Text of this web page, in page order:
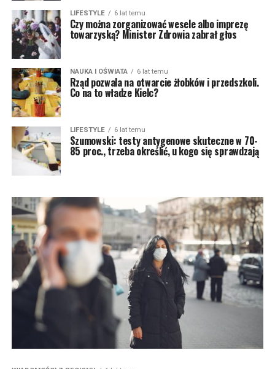
LIFESTYLE 6 lat temu
Czy można zorganizować wesele albo imprezę
towarzyską? Minister Zdrowia zabrał głos
NAUKA I OŚWIATA 6 lat temu
Rząd pozwala na otwarcie żłobków i przedszkoli.
Co na to władze Kielc?
LIFESTYLE 6 lat temu
Szumowski: testy antygenowe skuteczne w 70-
85 proc., trzeba określić, u kogo się sprawdzają